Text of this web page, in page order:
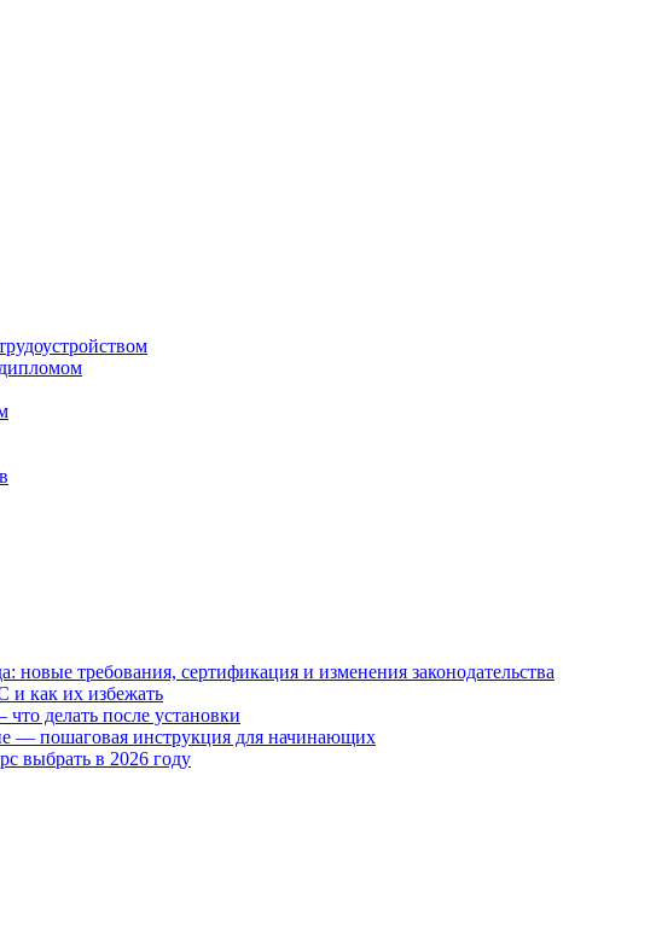
новые требования, сертификация и изменения законодательства
как их избежать
делать после установки
— пошаговая инструкция для начинающих
выбрать в 2026 году